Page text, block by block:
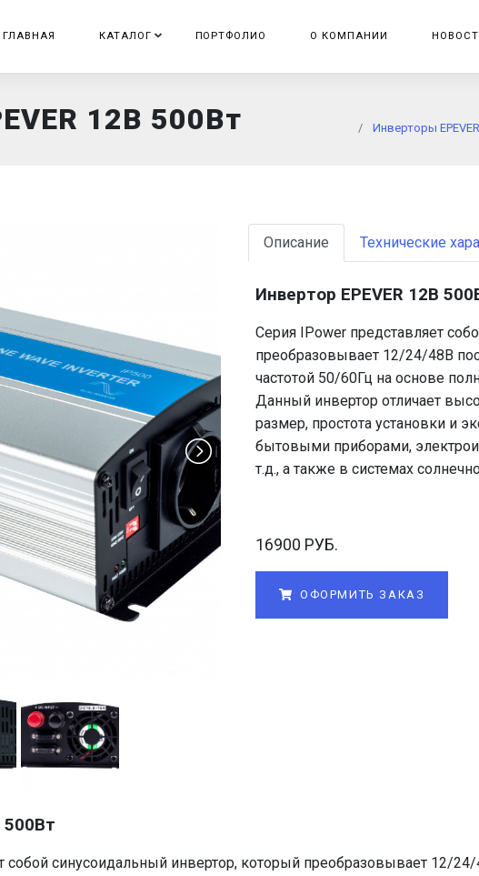
ГЛАВНАЯ КАТАЛОГ ПОРТФОЛИО О КОМПАНИИ
12В 500Вт
Инверторы
Описание Технические
Инвертор EPEVER 12В
Серия IPower представляет
преобразовывает 12/24/48В
частотой 50/60Гц на основе
Данный инвертор отличает
размер, простота установки и
бытовыми приборами,
т.д., а также в системах
16900 РУБ.
ОФОРМИТЬ ЗАКАЗ
500Вт
собой синусоидальный инвертор, который преобразовывает 12/